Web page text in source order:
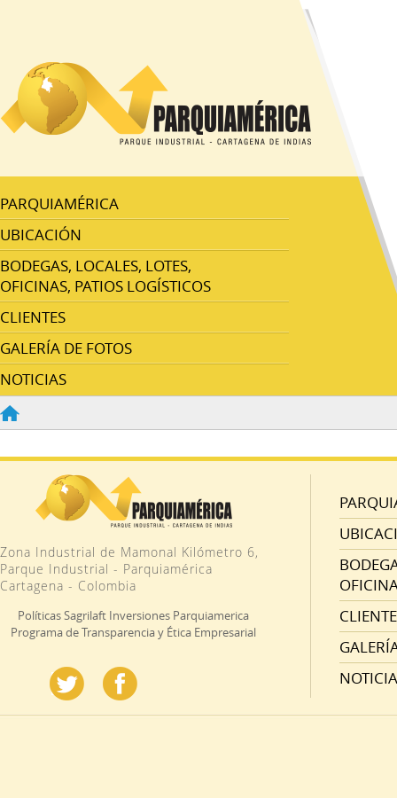
PARQUIAMÉRICA
UBICACIÓN
BODEGAS, LOCALES, LOTES,
OFICINAS, PATIOS LOGÍSTICOS
CLIENTES
GALERÍA DE FOTOS
NOTICIAS
Zona Industrial de Mamonal Kilómetro 6,
Parque Industrial - Parquiamérica
Cartagena - Colombia
Políticas Sagrilaft Inversiones Parquiamerica
Programa de Transparencia y Ética Empresarial